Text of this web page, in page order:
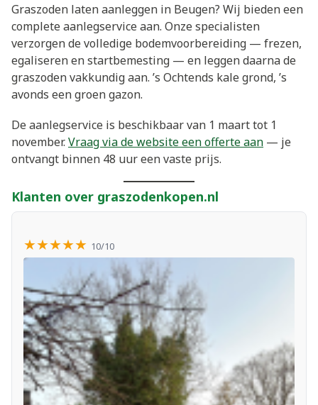
Graszoden laten aanleggen in Beugen? Wij bieden een
complete aanlegservice aan. Onze specialisten
verzorgen de volledige bodemvoorbereiding — frezen,
egaliseren en startbemesting — en leggen daarna de
graszoden vakkundig aan. ’s Ochtends kale grond, ’s
avonds een groen gazon.
De aanlegservice is beschikbaar van 1 maart tot 1
november.Vraag via de website een offerte aan — je
ontvangt binnen 48 uur een vaste prijs.
Klanten over graszodenkopen.nl
★★★★★ 10/10